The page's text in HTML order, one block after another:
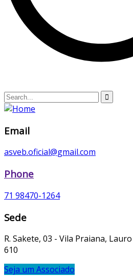
Email
asveb.oficial@gmail.com
Phone
71 98470-1264
Sede
R. Sakete, 03 - Vila Praiana,
610
Seja um Associado